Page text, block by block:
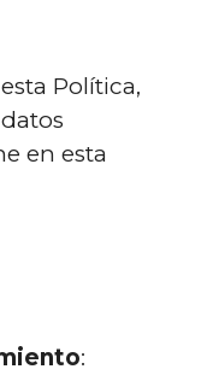
Política,
en esta
: